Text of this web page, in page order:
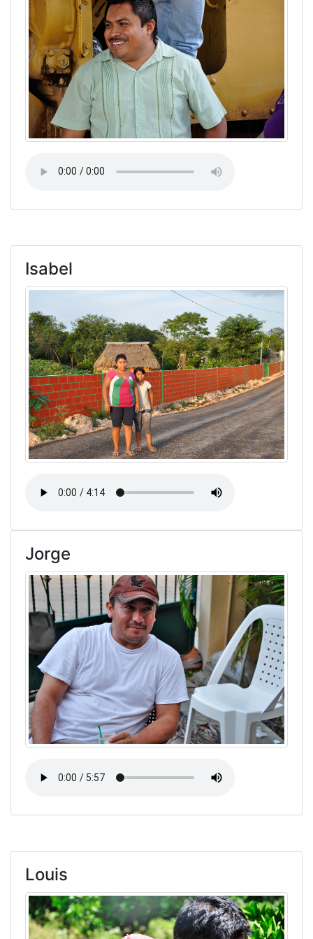
Isabel
Jorge
Louis